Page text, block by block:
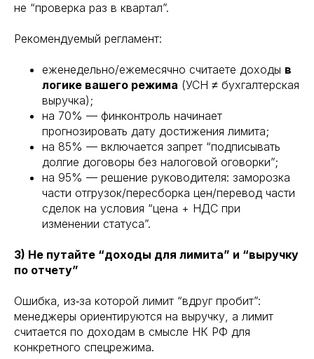
не “проверка раз в квартал”.
Рекомендуемый регламент:
еженедельно/ежемесячно считаете доходы в
логике вашего режима (УСН ≠ бухгалтерская
выручка);
на 70% — финконтроль начинает
прогнозировать дату достижения лимита;
на 85% — включается запрет “подписывать
долгие договоры без налоговой оговорки”;
на 95% — решение руководителя: заморозка
части отгрузок/пересборка цен/перевод части
сделок на условия “цена + НДС при
изменении статуса”.
3) Не путайте “доходы для лимита” и “выручку
по отчету”
Ошибка, из‑за которой лимит “вдруг пробит”:
менеджеры ориентируются на выручку, а лимит
считается по доходам в смысле НК РФ для
конкретного спецрежима.